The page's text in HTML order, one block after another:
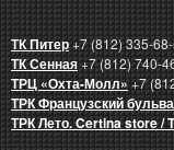
ТК Питер+7 (812) 335-
ТК Сенная+7 (812) 740-
ТРЦ «Охта-Молл»+7
ТРК Французский
ТРК Лето. Certina store /